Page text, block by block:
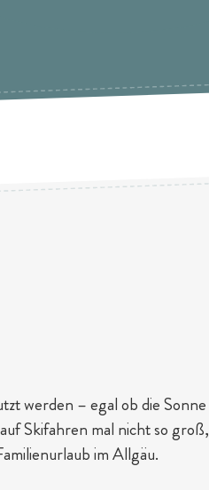
werden – egal ob die Sonne
Skifahren mal nicht so groß,
im Allgäu.